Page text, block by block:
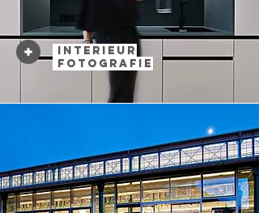
Interieur
Fotografie